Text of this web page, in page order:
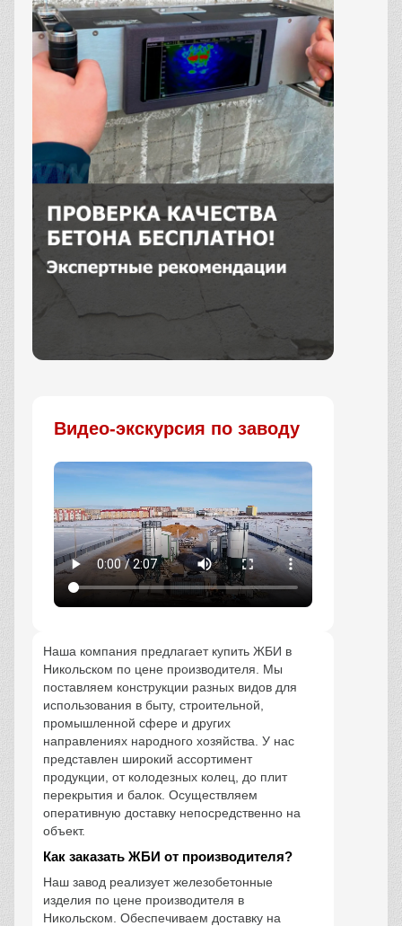
Видео-экскурсия по заводу
Наша компания предлагает купить ЖБИ в
Никольском по цене производителя. Мы
поставляем конструкции разных видов для
использования в быту, строительной,
промышленной сфере и других
направлениях народного хозяйства. У нас
представлен широкий ассортимент
продукции, от колодезных колец, до плит
перекрытия и балок. Осуществляем
оперативную доставку непосредственно на
объект.
Как заказать ЖБИ от производителя?
Наш завод реализует железобетонные
изделия по цене производителя в
Никольском. Обеспечиваем доставку на